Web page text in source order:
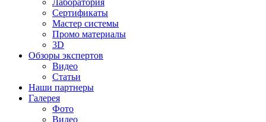
Лаборатория
Сертификаты
Мастер системы
Промо материалы
3D
Обзоры экспертов
Видео
Статьи
Наши партнеры
Галерея
Фото
Видео